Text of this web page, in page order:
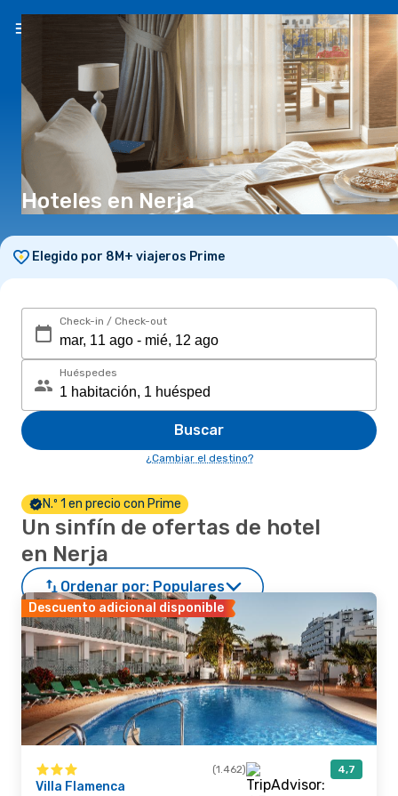
ES($)
Hoteles en Nerja
Elegido por 8M+ viajeros Prime
Check-in / Check-out
Huéspedes
Buscar
¿Cambiar el destino?
N.º 1 en precio con Prime
Un sinfín de ofertas de hotel
en Nerja
Ordenar por: Populares
Descuento adicional disponible
(1.462) 4,7
Villa Flamenca